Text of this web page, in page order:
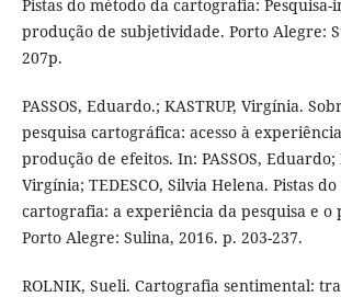
Pistas do método da cartografia: Pesquisa-
produção de subjetividade. Porto Alegre:
207p.
PASSOS, Eduardo.; KASTRUP, Virgínia.
pesquisa cartográfica: acesso à
produção de efeitos. In: PASSOS, Eduardo;
Virgínia; TEDESCO, Silvia Helena. Pistas
cartografia: a experiência da pesquisa e o
Porto Alegre: Sulina, 2016. p. 203-237.
ROLNIK, Sueli. Cartografia sentimental: